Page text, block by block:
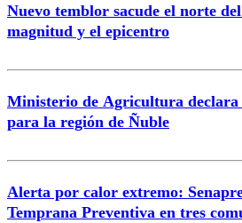
Nuevo temblor sacude el norte
magnitud y el epicentro
Ministerio de Agricultura declara
para la región de Ñuble
Alerta por calor extremo:
Temprana Preventiva en tres